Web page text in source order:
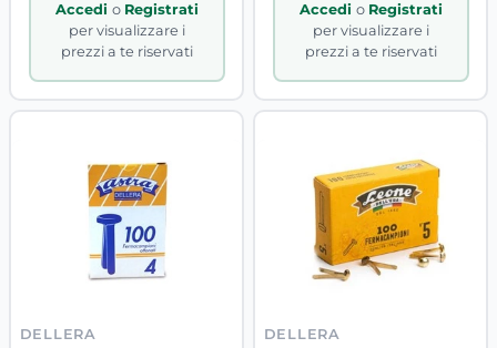
Accedi o Registrati
per visualizzare i
prezzi a te riservati
Accedi o Registrati
per visualizzare i
prezzi a te riservati
DELLERA DELLERA